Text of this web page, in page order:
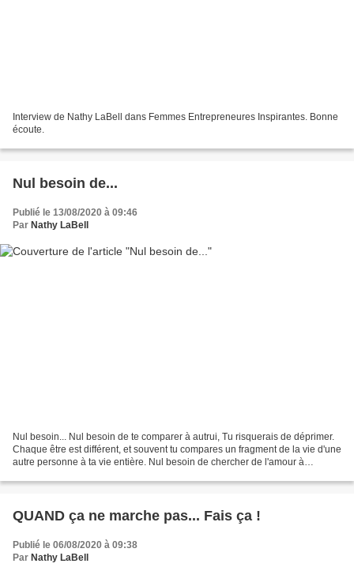
Interview de Nathy LaBell dans Femmes Entrepreneures Inspirantes. Bonne
écoute.
Nul besoin de...
Publié le 13/08/2020 à 09:46
Par Nathy LaBell
Nul besoin... Nul besoin de te comparer à autrui, Tu risquerais de déprimer.
Chaque être est différent, et souvent tu compares un fragment de la vie d'une
autre personne à ta vie entière. Nul besoin de chercher de l'amour à
QUAND ça ne marche pas... Fais ça !
Publié le 06/08/2020 à 09:38
Par Nathy LaBell